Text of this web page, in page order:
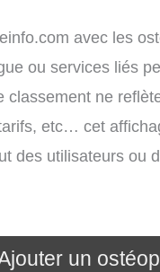
avec les
ou services liés
classement ne
etc… cet
des utilisateurs
un